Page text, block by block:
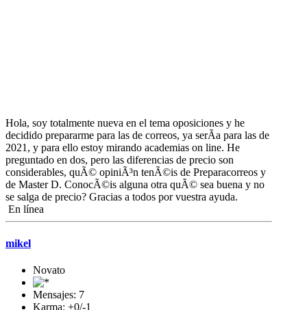
Hola, soy totalmente nueva en el tema oposiciones y he
decidido prepararme para las de correos, ya serÃ­a para las de
2021, y para ello estoy mirando academias on line. He
preguntado en dos, pero las diferencias de precio son
considerables, quÃ© opiniÃ³n tenÃ©is de Preparacorreos y
de Master D. ConocÃ©is alguna otra quÃ© sea buena y no
se salga de precio? Gracias a todos por vuestra ayuda.
En línea
mikel
Novato
Mensajes: 7
Karma: +0/-1